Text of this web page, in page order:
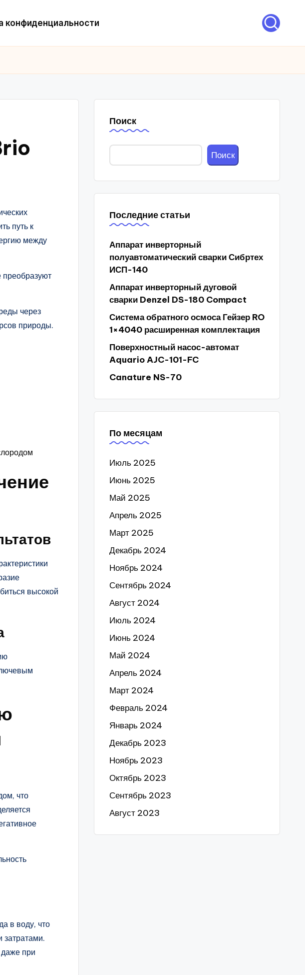
конфиденциальности
путь к
между
через
природы.
высокой
что
в воду, что
затратами.
даже при
Поиск
Поиск
Последние статьи
Аппарат инверторный
полуавтоматический сварки Сибртех
ИСП-140
Аппарат инверторный дуговой
сварки Denzel DS-180 Compact
Система обратного осмоса Гейзер RO
1×4040 расширенная комплектация
Поверхностный насос-автомат
Aquario AJC-101-FC
Canature NS-70
По месяцам
Июль 2025
Июнь 2025
Май 2025
Апрель 2025
Март 2025
Декабрь 2024
Ноябрь 2024
Сентябрь 2024
Август 2024
Июль 2024
Июнь 2024
Май 2024
Апрель 2024
Март 2024
Февраль 2024
Январь 2024
Декабрь 2023
Ноябрь 2023
Октябрь 2023
Сентябрь 2023
Август 2023